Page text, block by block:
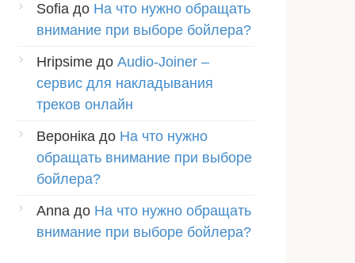
Sofia до На что нужно обращать
внимание при выборе бойлера?
Hripsime до Audio-Joiner –
сервис для накладывания
треков онлайн
Вероніка до На что нужно
обращать внимание при выборе
бойлера?
Anna до На что нужно обращать
внимание при выборе бойлера?